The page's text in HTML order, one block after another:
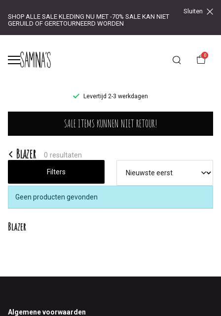
SHOP ALLE SALE KLEDING NU MET -70% SALE KAN NIET
GERUILD OF GERETOURNEERD WORDEN
Sluiten
0
Levertijd 2-3 werkdagen
Blazer
Saminas
SALE ITEMS KUNNEN NIET RETOUR!
Blazer 0 resultaten
Filters
Geen producten gevonden
Blazer
Algemene voorwaarden